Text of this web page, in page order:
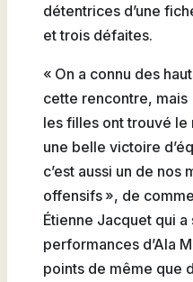
détentrices d’une
et trois défaites.
« On a connu des
cette rencontre, mais
les filles ont trouvé le
une belle victoire
c’est aussi un de nos
offensifs », de
Étienne Jacquet qui
performances d’Ala
points de même que